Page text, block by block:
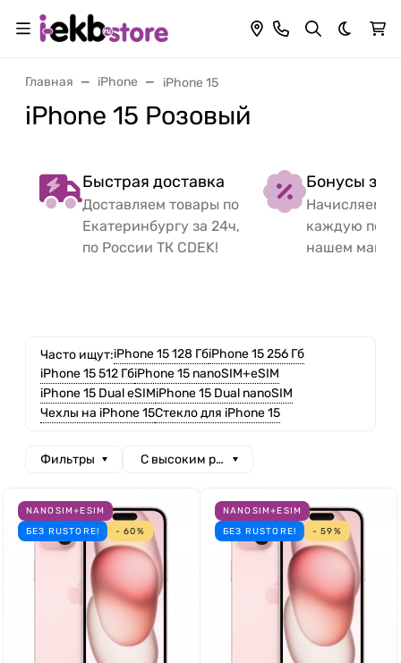
Темная
Главная iPhone iPhone 15
iPhone 15 Розовый
Быстрая доставка
Доставляем товары по
Екатеринбургу за 24ч,
по России ТК CDEK!
Бонусы за
Начисляем
каждую
нашем
Часто ищут:iPhone 15 128 ГбiPhone 15 256 Гб
iPhone 15 512 ГбiPhone 15 nanoSIM+eSIM
iPhone 15 Dual eSIMiPhone 15 Dual nanoSIM
Чехлы на iPhone 15Стекло для iPhone 15
Фильтры С высоким рейтингом
NANOSIM+ESIM
БЕЗ RUSTORE!
- 60%
NANOSIM+ESIM
БЕЗ RUSTORE!
- 59%